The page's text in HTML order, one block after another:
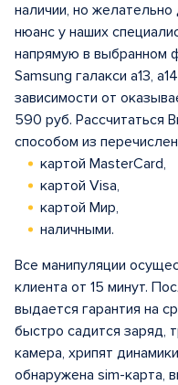
наличии, но
нюанс у наших
напрямую в выбранном
Samsung галакси a13,
зависимости от
590 руб. Рассчитаться
способом из
картой MasterCard,
картой Visa,
картой Мир,
наличными.
Все манипуляции
клиента от 15 минут.
выдается гарантия на
быстро садится заряд,
камера, хрипят
обнаружена sim-карта,